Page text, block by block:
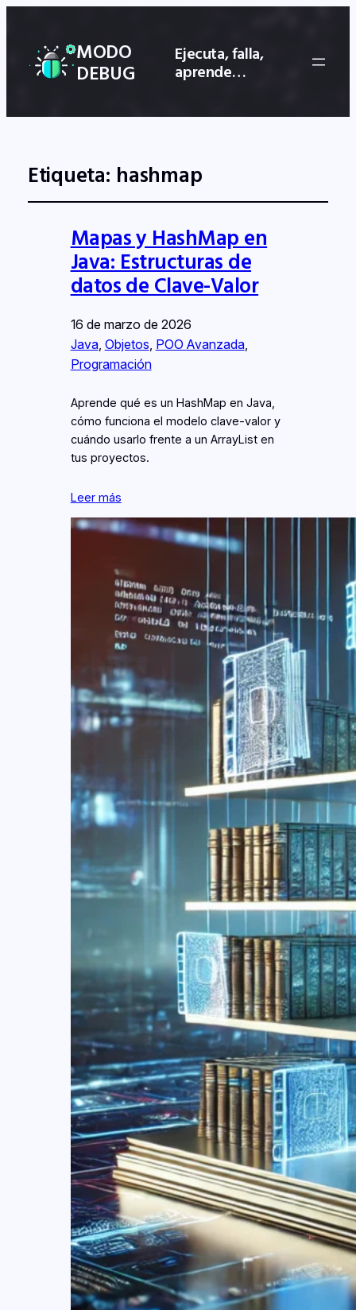
MODO
DEBUG
Ejecuta, falla,
aprende…
Etiqueta: hashmap
Mapas y HashMap en
Java: Estructuras de
datos de Clave-Valor
16 de marzo de 2026
Java, Objetos POO Avanzada
Programación
Aprende qué es un HashMap en Java,
cómo funciona el modelo clave‑valor y
cuándo usarlo frente a un ArrayList en
tus proyectos.
Leer más